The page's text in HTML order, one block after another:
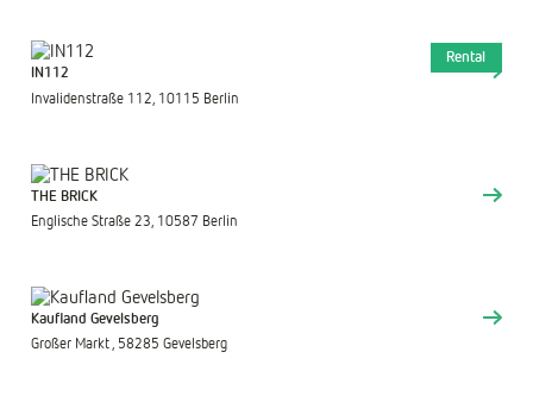
Rental
IN112
Invalidenstraße 112, 10115 Berlin
THE BRICK
Englische Straße 23, 10587 Berlin
Kaufland Gevelsberg
Großer Markt , 58285 Gevelsberg